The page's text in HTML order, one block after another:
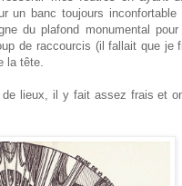
un banc toujours
du plafond monumental
de raccourcis (il fallait que je
la tête.
lieux, il y fait assez frais et